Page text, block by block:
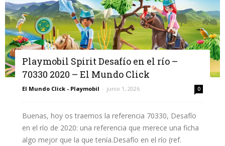
Playmobil Spirit Desafío en el río –
70330 2020 – El Mundo Click
El Mundo Click - Playmobil - junio 1, 2026 0
Buenas, hoy os traemos la referencia 70330, Desafío
en el río de 2020: una referencia que merece una ficha
algo mejor que la que tenía.Desafío en el río (ref.